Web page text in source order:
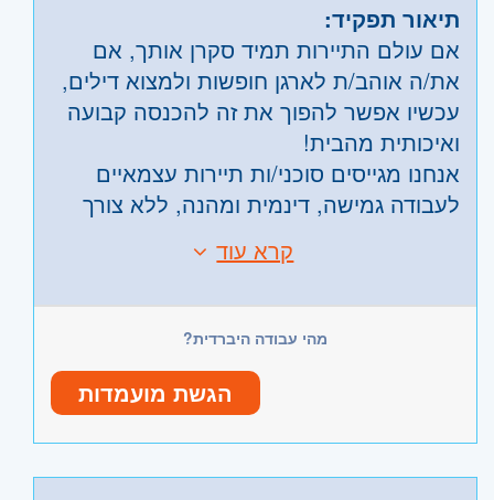
תיאור תפקיד:
אם עולם התיירות תמיד סקרן אותך, אם
את/ה אוהב/ת לארגן חופשות ולמצוא דילים,
עכשיו אפשר להפוך את זה להכנסה קבועה
ואיכותית מהבית!
אנחנו מגייסים סוכני/ות תיירות עצמאיים
לעבודה גמישה, דינמית ומהנה, ללא צורך
מלאה ותמיכה קבועה ניתנת מאיתנו.
- מערכת בק-אופיס אישית לסגירת חופשות
- גישה למערכות הזמנות מתקדמות
- הדרכות מקצועיות שיכניסו אתכם לעולם
התיירות במהירות
- למי שיש 1–3 שעות פנויות ביום
- למי שיש מחשב וחיבור לאינטרנט
- אין צורך בידע קודם במחשבים או רשתות
חברתיות - מלמדים הכל אצלנו ;)
- למי שמחפש/ת עבודה עיקרית או השלמת
היקף משרה: משרה חלקית,משרה זמנית
קרא עוד
מהי עבודה היברדית?
הגשת מועמדות